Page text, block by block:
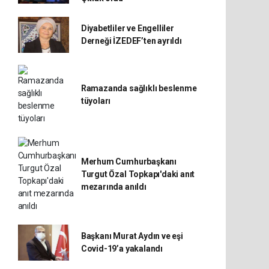
Diyabetliler ve Engelliler
Derneği İZEDEF’ten ayrıldı
Ramazanda sağlıklı beslenme
tüyoları
Merhum Cumhurbaşkanı
Turgut Özal Topkapı'daki anıt
mezarında anıldı
Başkanı Murat Aydın ve eşi
Covid-19’a yakalandı